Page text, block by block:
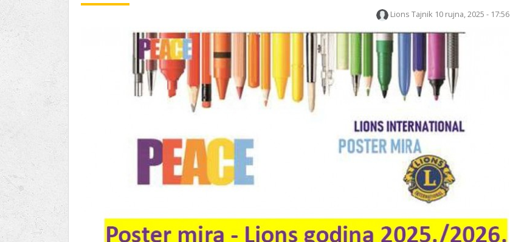
Lions International
Podaci o LEO D-126 i kontakt
Lions Tajnik 10 rujna, 2025 - 17:56